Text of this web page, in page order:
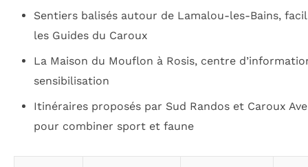
Sentiers balisés autour de Lamalou-les-Bains,
les Guides du Caroux
La Maison du Mouflon à Rosis, centre
sensibilisation
Itinéraires proposés par Sud Randos et Caroux
pour combiner sport et faune